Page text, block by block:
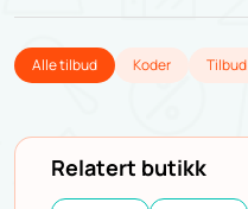
Alle tilbud Koder Tilbud
Relatert butikk